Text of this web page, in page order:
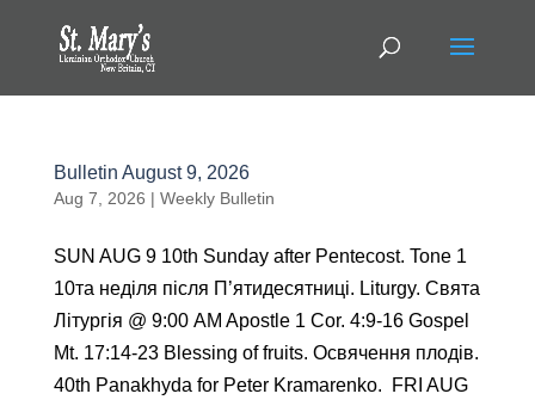
Bulletin August 9, 2026
Aug 7, 2026 | Weekly Bulletin
SUN AUG 9 10th Sunday after Pentecost. Tone 1
10тa неділя після П’ятидесятниці. Liturgy. Святa
Літургія @ 9:00 AM Apostle 1 Cor. 4:9-16 Gospel
Mt. 17:14-23 Blessing of fruits. Освячення плодів.
40th Panakhyda for Peter Kramarenko. FRI AUG